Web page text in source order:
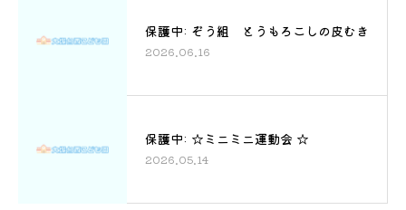
保護中: ぞう組 とうもろこしの皮むき
2026.06.16
保護中: ☆ミニミニ運動会 ☆
2026.05.14